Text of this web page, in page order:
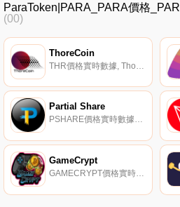
ParaToken|PARA_PARA價格
(00)
ThoreCoin
Partial Share
PSHARE價格實時數據Fantom Opera上的一種算法穩定幣,通過鑄幣稅與?美元FTM（0.5）的價格掛鉤.
GameCrypt
GAMECRYPT價格實時數據Gamecrypt-通過頂級游戲將盈利能力和樂趣結合起來,為游戲玩家、游戲開發商和投資者提供中心樞紐和最佳空間。Gamecrypt.旨在為游戲玩家和投資者打造中心樞紐和最好的空間.